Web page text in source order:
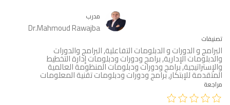
مدرب
Dr.Mahmoud Rawajba
تصنيفات
البرامج و الدورات و الدبلومات التفاعلية,البرامج والدورات
والدبلومات الإدارية,برامج ودورات ودبلومات إدارة التخطيط
والإستراتيجية,برامج ودورات ودبلومات المنظومة العالمية
المتقدمة للإبتكار,برامج ودورات ودبلومات تقنية المعلومات
مراجعة